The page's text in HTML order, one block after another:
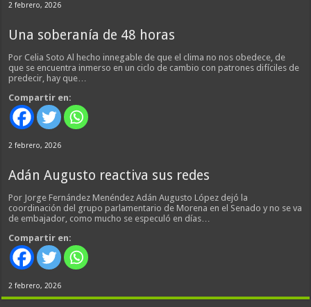
2 febrero, 2026
Una soberanía de 48 horas
Por Celia Soto Al hecho innegable de que el clima no nos obedece, de
que se encuentra inmerso en un ciclo de cambio con patrones difíciles de
predecir, hay que…
Compartir en:
2 febrero, 2026
Adán Augusto reactiva sus redes
Por Jorge Fernández Menéndez Adán Augusto López dejó la
coordinación del grupo parlamentario de Morena en el Senado y no se va
de embajador, como mucho se especuló en días…
Compartir en:
2 febrero, 2026